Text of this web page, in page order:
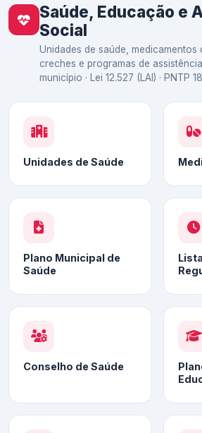
Saúde, Educação e
Social
Unidades de saúde, medicamentos
creches e programas de
município · Lei 12.527 (LAI) · PNTP
Unidades de Saúde
Plano Municipal de
Saúde
Conselho de Saúde